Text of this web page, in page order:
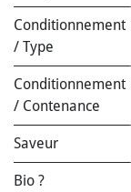
Conditionnement
/ Type
Conditionnement
/ Contenance
Saveur
Bio ?